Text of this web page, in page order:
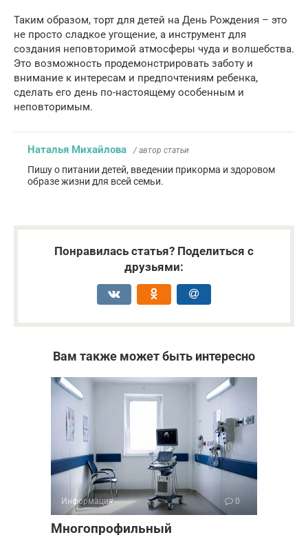
Таким образом, торт для детей на День Рождения – это
не просто сладкое угощение, а инструмент для
создания неповторимой атмосферы чуда и волшебства.
Это возможность продемонстрировать заботу и
внимание к интересам и предпочтениям ребенка,
сделать его день по-настоящему особенным и
неповторимым.
Наталья Михайлова / автор статьи
Пишу о питании детей, введении прикорма и здоровом
образе жизни для всей семьи.
Понравилась статья? Поделиться с
друзьями:
Вам также может быть интересно
Информация 0
Многопрофильный